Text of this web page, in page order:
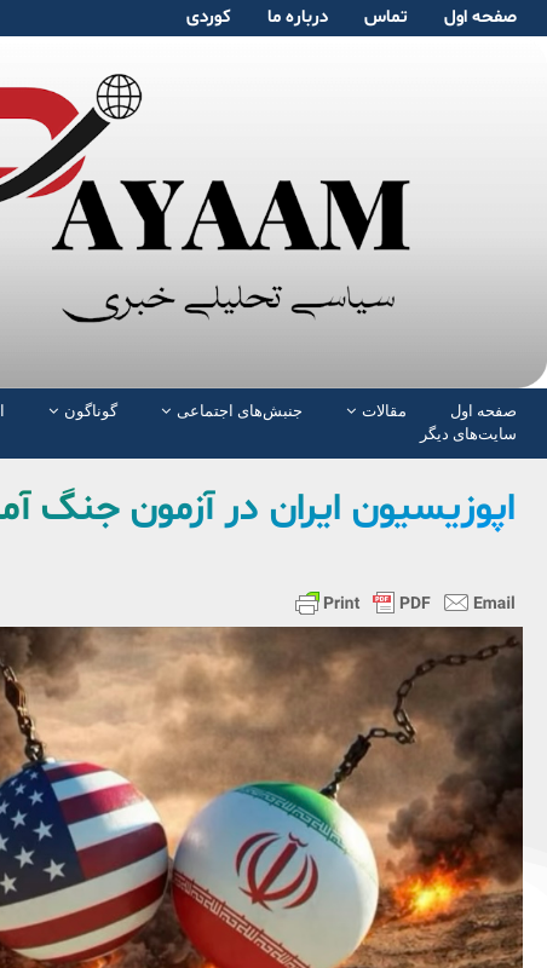
صفحە اول تماس دربارە ما کوردی
صفحە اول مقالات جنبش‌های اجتماعی گوناگون
سایت‌های دیگر
اپوزیسیون ایران در آزمون جنگ